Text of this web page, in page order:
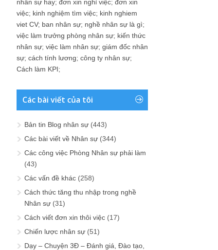
nhân sự hay; đơn xin nghỉ việc; đơn xin
việc; kinh nghiệm tìm việc; kinh nghiem
viet CV; ban nhân sự; nghề nhân sự là gì;
việc làm trưởng phòng nhân sự; kiến thức
nhân sự; việc làm nhân sự; giám đốc nhân
sự; cách tính lương; công ty nhân sự;
Cách làm KPI;
Các bài viết của tôi
Bản tin Blog nhân sự (443)
Các bài viết về Nhân sự (344)
Các công việc Phòng Nhân sự phải làm
(43)
Các vấn đề khác (258)
Cách thức tăng thu nhập trong nghề
Nhân sự (31)
Cách viết đơn xin thôi việc (17)
Chiến lược nhân sự (51)
Dạy – Chuyện 3Đ – Đánh giá, Đào tạo,